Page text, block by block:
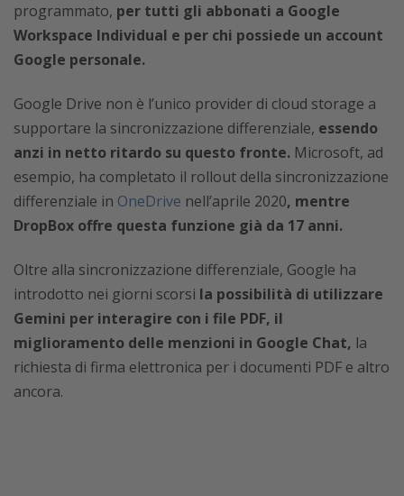
programmato, per tutti gli abbonati a Google
Workspace Individual e per chi possiede un account
Google personale.
Google Drive non è l’unico provider di cloud storage a
supportare la sincronizzazione differenziale, essendo
anzi in netto ritardo su questo fronte. Microsoft, ad
esempio, ha completato il rollout della sincronizzazione
differenziale in OneDrive nell’aprile 2020, mentre
DropBox offre questa funzione già da 17 anni.
Oltre alla sincronizzazione differenziale, Google ha
introdotto nei giorni scorsi la possibilità di utilizzare
Gemini per interagire con i file PDF, il
miglioramento delle menzioni in Google Chat, la
richiesta di firma elettronica per i documenti PDF e altro
ancora.